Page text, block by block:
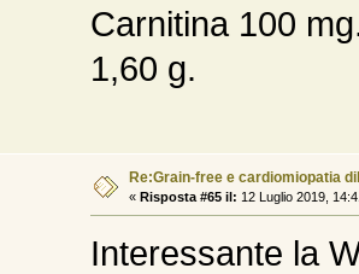
Carnitina 100
1,60 g.
Re:Grain-free e cardiomiopatia
« Risposta #65 il: 12 Luglio 2019,
Interessante la